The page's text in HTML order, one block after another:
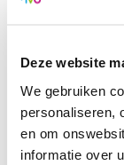
Deze website
We gebruiken
personaliseren,
en om
informatie over
bedreigen,
gaat de richtlijn
Meer informatie
en